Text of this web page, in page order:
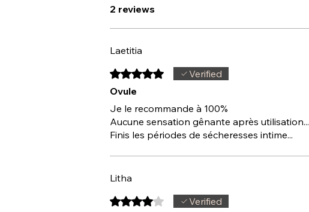
2 reviews
Laetitia
Rated 5 out of 5 stars.Verified
Ovule
Je le recommande à 100%
Aucune sensation gênante après utilisation...
Finis les périodes de sécheresses intime...
Litha
Rated 4 out of 5 stars.Verified